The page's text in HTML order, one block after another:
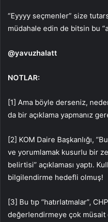
“Eyyyy seçmenler” size
müdahale edin de bitsin bu
@yavuzhalatt
NOTLAR:
[1] Ama böyle derseniz,
da bir açıklama yapmanız
[2] KOM Daire Başkanlığı,
ve yorumlamak kusurlu bir
belirtisi” açıklaması yaptı.
bilgilendirme hedefli olmuş!
[3] Bu tıp “hatırlatmalar”,
değerlendirmeye çok müsait